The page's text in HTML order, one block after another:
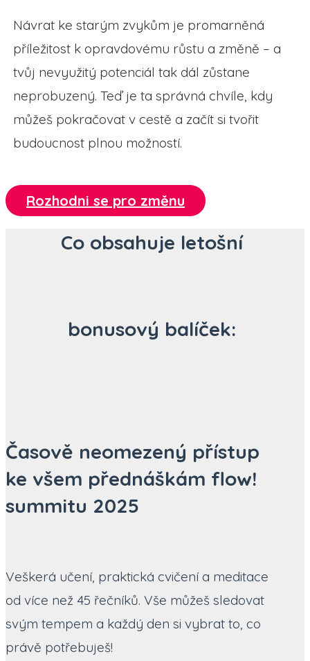
Návrat ke starým zvykům je promarněná
příležitost k opravdovému růstu a změně – a
tvůj nevyužitý potenciál tak dál zůstane
neprobuzený. Teď je ta správná chvíle, kdy
můžeš pokračovat v cestě a začít si tvořit
budoucnost plnou možností.
Rozhodni se pro změnu
Co obsahuje letošní
bonusový balíček:
Časově neomezený přístup
ke všem přednáškám flow!
summitu 2025
Veškerá učení, praktická cvičení a meditace
od více než 45 řečníků. Vše můžeš sledovat
svým tempem a každý den si vybrat to, co
právě potřebuješ!